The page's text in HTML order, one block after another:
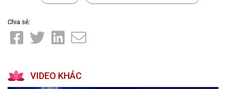
Chia sẻ:
VIDEO KHÁC